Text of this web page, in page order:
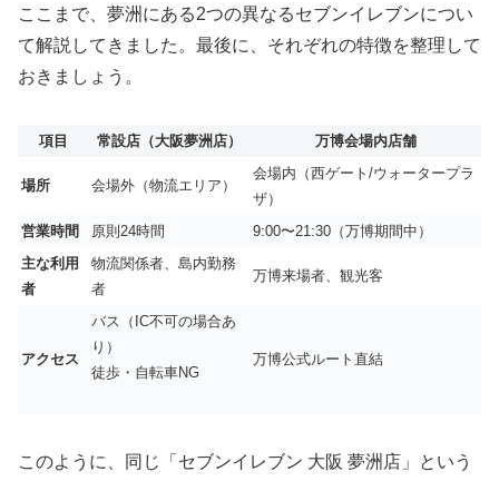
ここまで、夢洲にある2つの異なるセブンイレブンについ
て解説してきました。最後に、それぞれの特徴を整理して
おきましょう。
項目 常設店（大阪夢洲店） 万博会場内店舗
場所 会場外（物流エリア）
会場内（西ゲート/ウォータープラ
ザ）
営業時間
原則24時間
9:00〜21:30（万博期間中）
主な利用
者
物流関係者、島内勤務
者
万博来場者、観光客
アクセス
バス（IC不可の場合あ
り）
徒歩・自転車NG
万博公式ルート直結
このように、同じ「セブンイレブン 大阪 夢洲店」という